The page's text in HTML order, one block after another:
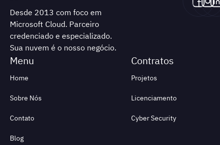
Desde 2013 com foco em
Microsoft Cloud. Parceiro
credenciado e especializado.
Sua nuvem é o nosso negócio.
Home
Sobre Nós
Contato
Blog
Projetos
Licenciamento
Cyber Security